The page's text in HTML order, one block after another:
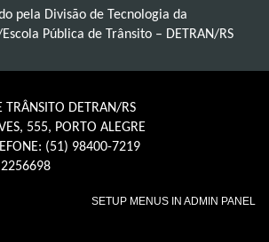
pela Divisão de Tecnologia da
Pública de Trânsito – DETRAN/RS
TRÂNSITO DETRAN/RS
555, PORTO ALEGRE
(51) 98400-7219
SETUP MENUS IN ADMIN PANEL